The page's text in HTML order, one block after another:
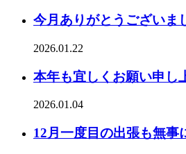
今月ありがとうございま
2026.01.22
本年も宜しくお願い申し
2026.01.04
12月一度目の出張も無事